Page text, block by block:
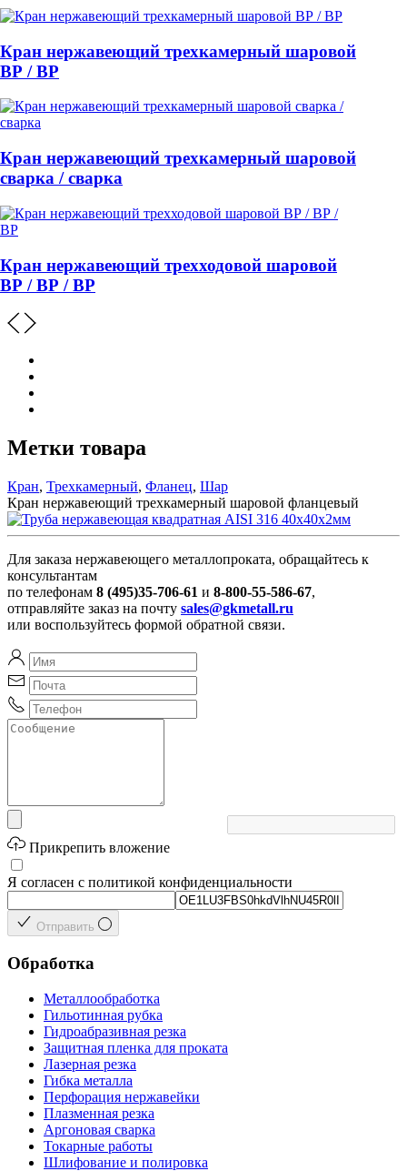
Кран нержавеющий трехкамерный шаровой
ВР / ВР
Кран нержавеющий трехкамерный шаровой
сварка / сварка
Кран нержавеющий трехходовой шаровой
ВР / ВР / ВР
Метки товара
Кран, Трехкамерный, Фланец, Шар
Кран нержавеющий трехкамерный шаровой фланцевый
Для заказа нержавеющего металлопроката, обращайтесь к
консультантам
по телефонам 8 (495)35-706-61 и 8-800-55-586-67,
отправляйте заказ на почту sales@gkmetall.ru
или воспользуйтесь формой обратной связи.
Прикрепить вложение
Я согласен с политикой конфиденциальности
Отправить
Обработка
Металлообработка
Гильотинная рубка
Гидроабразивная резка
Защитная пленка для проката
Лазерная резка
Гибка металла
Перфорация нержавейки
Плазменная резка
Аргоновая сварка
Токарные работы
Шлифование и полировка